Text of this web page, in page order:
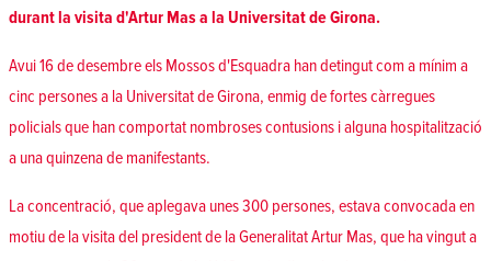
durant la visita d'Artur Mas a la Universitat de Girona.
Avui 16 de desembre els Mossos d'Esquadra han detingut com a mínim a
cinc persones a la Universitat de Girona, enmig de fortes càrregues
policials que han comportat nombroses contusions i alguna hospitalització
a una quinzena de manifestants.
La concentració, que aplegava unes 300 persones, estava convocada en
motiu de la visita del president de la Generalitat Artur Mas, que ha vingut a